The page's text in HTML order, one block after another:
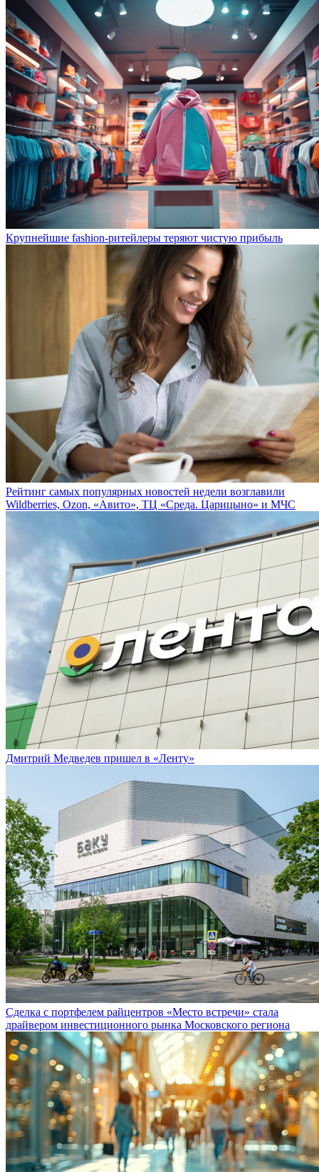
Крупнейшие fashion-ритейлеры теряют чистую прибыль
Рейтинг самых популярных новостей недели возглавили
Wildberries, Ozon, «Авито», ТЦ «Среда. Царицыно» и МЧС
Дмитрий Медведев пришел в «Ленту»
Сделка с портфелем райцентров «Место встречи» стала
драйвером инвестиционного рынка Московского региона